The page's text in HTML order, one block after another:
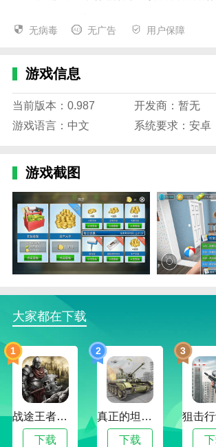
你需要翻新，清洁和拆除。让自
房子的成就感，让你的房子看起来像你!
你的创意和想法，创造出你想要的房子。
在游戏中提供了丰富的家具选择，
可以根据你的喜好自由调整。
房地产游戏允许玩家通过出租和出
多元化的商业模式，让您成为房地
互动交流社区:玩家可以与其他玩
享装修经验和心得。
游戏中有许多成就挑战，玩家可以
房产达人新手教程
1、玩家直接在本站下载安装即可进
简体中文，我们可以通过移动控制人物
间，点击左下角的键位进行开门。
2、成功进入房间，点击右下角的
用道具来打扫垃圾。
3、当然你也可以点击上方的家政
无病毒 无广告 用户保障
游戏信息
当前版本：0.987
开发商：暂无
游戏语言：中文
系统要求：安卓
游戏截图
大家都在下载
1
战途王者最新版
下载
2
真正的坦克大战
下载
3